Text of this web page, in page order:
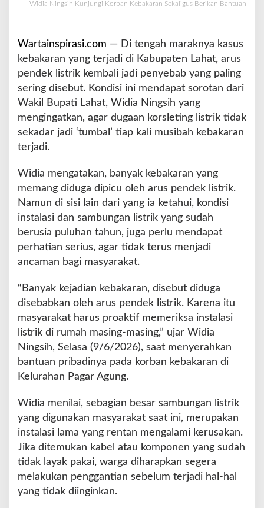
g
o
r
a
n
K
e
a
r
a
S
e
k
a
i
u
s
B
r
i
k
a
a
n
t
u
n
Widia Ningsih Kunjungi Korban Kebakaran Sekaligus Berikan Bantuan
Wartainspirasi.com — Di tengah maraknya kasus
kebakaran yang terjadi di Kabupaten Lahat, arus
pendek listrik kembali jadi penyebab yang paling
sering disebut. Kondisi ini mendapat sorotan dari
Wakil Bupati Lahat, Widia Ningsih yang
mengingatkan, agar dugaan korsleting listrik tidak
sekadar jadi ‘tumbal’ tiap kali musibah kebakaran
terjadi.
Widia mengatakan, banyak kebakaran yang
memang diduga dipicu oleh arus pendek listrik.
Namun di sisi lain dari yang ia ketahui, kondisi
instalasi dan sambungan listrik yang sudah
berusia puluhan tahun, juga perlu mendapat
perhatian serius, agar tidak terus menjadi
ancaman bagi masyarakat.
“Banyak kejadian kebakaran, disebut diduga
disebabkan oleh arus pendek listrik. Karena itu
masyarakat harus proaktif memeriksa instalasi
listrik di rumah masing-masing,” ujar Widia
Ningsih, Selasa (9/6/2026), saat menyerahkan
bantuan pribadinya pada korban kebakaran di
Kelurahan Pagar Agung.
Widia menilai, sebagian besar sambungan listrik
yang digunakan masyarakat saat ini, merupakan
instalasi lama yang rentan mengalami kerusakan.
Jika ditemukan kabel atau komponen yang sudah
tidak layak pakai, warga diharapkan segera
melakukan penggantian sebelum terjadi hal-hal
yang tidak diinginkan.